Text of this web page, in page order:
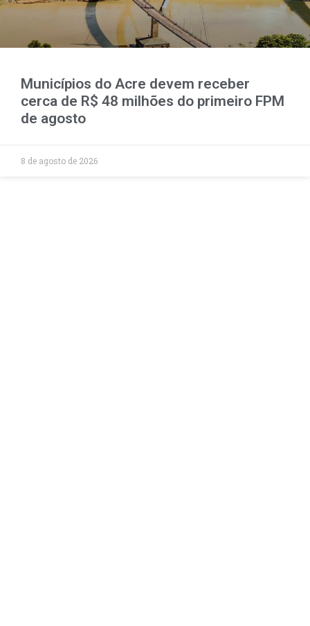
Municípios do Acre devem receber
cerca de R$ 48 milhões do primeiro FPM
de agosto
8 de agosto de 2026